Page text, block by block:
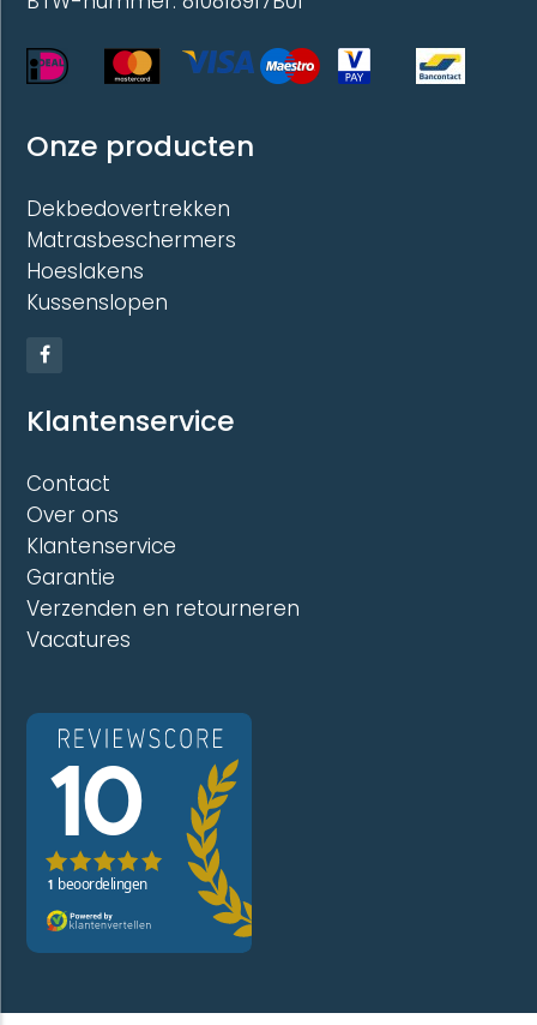
Onze producten
Dekbedovertrekken
Matrasbeschermers
Hoeslakens
Kussenslopen
Klantenservice
Contact
Over ons
Klantenservice
Garantie
Verzenden en retourneren
Vacatures